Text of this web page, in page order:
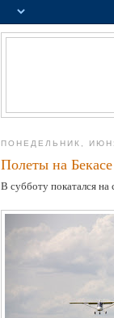
ПОНЕДЕЛЬНИК,
Полеты на Бекасе
В субботу покатался на